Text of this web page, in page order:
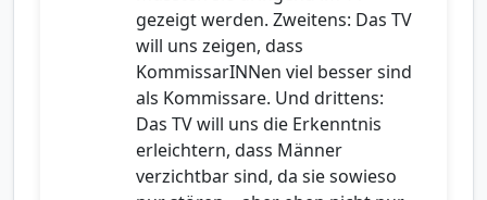
gezeigt werden. Zweitens: Das TV
will uns zeigen, dass
KommissarINNen viel besser sind
als Kommissare. Und drittens:
Das TV will uns die Erkenntnis
erleichtern, dass Männer
verzichtbar sind, da sie sowieso